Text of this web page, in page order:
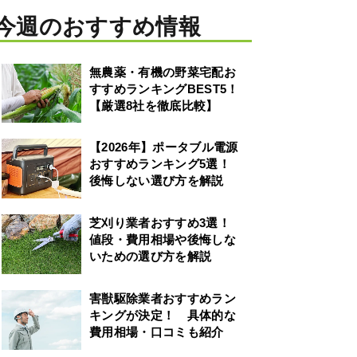
週のおすすめ情報
無農薬・有機の野菜宅配お
すすめランキングBEST5！
【厳選8社を徹底比較】
【2026年】ポータブル電源
おすすめランキング5選！
後悔しない選び方を解説
芝刈り業者おすすめ3選！
値段・費用相場や後悔しな
いための選び方を解説
害獣駆除業者おすすめラン
キングが決定！ 具体的な
費用相場・口コミも紹介